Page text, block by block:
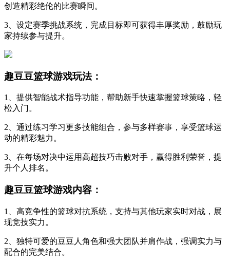
创造精彩绝伦的比赛瞬间。
3、设定赛季挑战系统，完成目标即可获得丰厚奖励，鼓励玩
家持续参与提升。
趣豆豆篮球游戏玩法：
1、提供智能战术指导功能，帮助新手快速掌握篮球策略，轻
松入门。
2、通过练习学习更多技能组合，参与多样赛事，享受篮球运
动的精彩魅力。
3、在每场对决中运用高超技巧击败对手，赢得胜利荣誉，提
升个人排名。
趣豆豆篮球游戏内容：
1、高竞争性的篮球对抗系统，支持与其他玩家实时对战，展
现竞技实力。
2、独特可爱的豆豆人角色和强大团队并肩作战，强调实力与
配合的完美结合。